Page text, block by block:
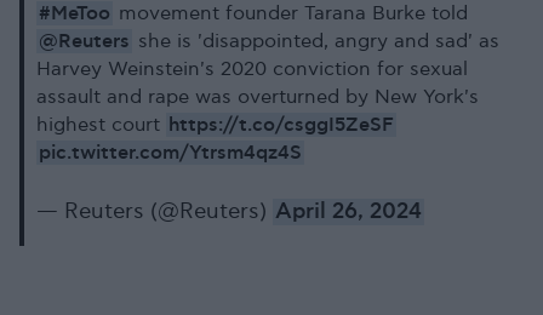
#MeToo movement founder Tarana Burke told
@Reuters she is 'disappointed, angry and sad' as
Harvey Weinstein's 2020 conviction for sexual
assault and rape was overturned by New York's
highest court https://t.co/csggI5ZeSF
pic.twitter.com/Ytrsm4qz4S
— Reuters (@Reuters) April 26, 2024